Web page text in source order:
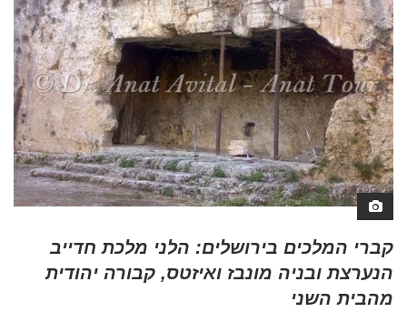
קברי המלכים בירושלים: הלני מלכת חדייב
הנערצת ובניה מונבז ואיזטס, קבורה יהודית
מהבית השני